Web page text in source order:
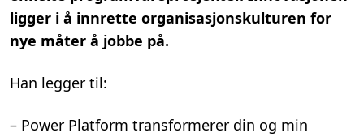
ligger i å innrette organisasjonskulturen for
nye måter å jobbe på.
Han legger til:
– Power Platform transformerer din og min